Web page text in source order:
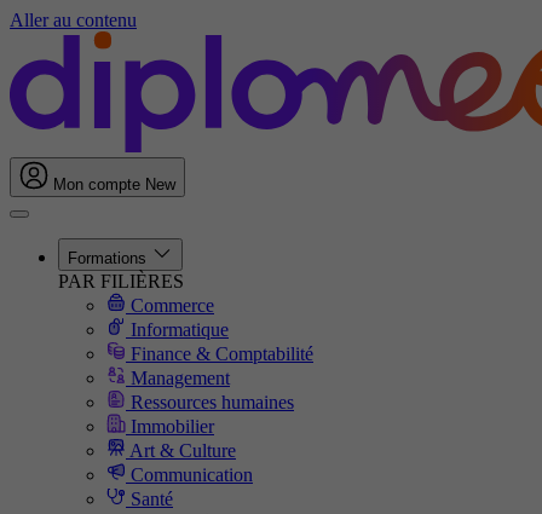
Aller au contenu
Mon compte New
Formations
PAR FILIÈRES
Commerce
Informatique
Finance & Comptabilité
Management
Ressources humaines
Immobilier
Art & Culture
Communication
Santé